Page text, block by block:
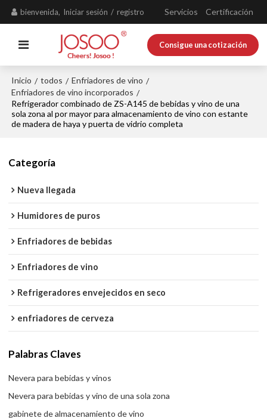
bienvenida, Iniciar sesión / registro Servicios Certificación
Consigue una cotización
Inicio / todos / Enfriadores de vino /
Enfriadores de vino incorporados /
Refrigerador combinado de ZS-A145 de bebidas y vino de una
sola zona al por mayor para almacenamiento de vino con estante
de madera de haya y puerta de vidrio completa
Categoría
Nueva llegada
Humidores de puros
Enfriadores de bebidas
Enfriadores de vino
Refrigeradores envejecidos en seco
enfriadores de cerveza
Palabras Claves
Nevera para bebidas y vinos
Nevera para bebidas y vino de una sola zona
gabinete de almacenamiento de vino